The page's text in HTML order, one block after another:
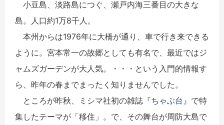
小豆島、淡路島につぐ、瀬戸内海三番目の大きな
島。人口約1万8千人。
本州からは1976年に大橋が通り、車で行き来できる
ように。宮本常一の故郷としても有名で、最近ではジ
ャムズガーデンが大人気。・・・という入門的情報す
ら、昨年の春までまったく知りませんでした。
ところが昨秋、ミシマ社初の雑誌 『ちゃぶ台』 で特
集したテーマが「移住」。で、その舞台が周防大島で